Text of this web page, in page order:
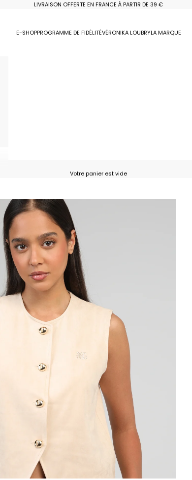
LIVRAISON OFFERTE EN FRANCE À PARTIR DE 39 €
E-SHOPPROGRAMME DE FIDÉLITÉVÉRONIKA LOUBRYLA MARQUE
Votre panier est vide